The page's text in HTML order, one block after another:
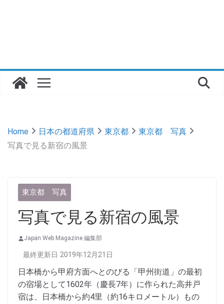
Home 日本の都道府県 東京都
東京都 写真
写真で見る新宿の風景
東京都 写真
写真で見る新宿の風景
Japan Web Magazine 編集部
最終更新日 2019年12月21日
日本橋から甲府方面へとのびる「甲州街道」の最初
の宿場として1602年（慶長7年）に作られた高井戸
宿は、日本橋から約4里（約16キロメートル）もの